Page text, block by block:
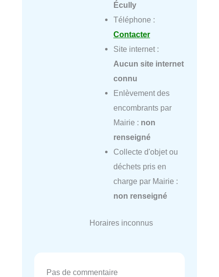
Écully
Téléphone :
Contacter
Site internet :
Aucun site internet
connu
Enlèvement des
encombrants par
Mairie : non
renseigné
Collecte d'objet ou
déchets pris en
charge par Mairie :
non renseigné
Horaires inconnus
Pas de commentaire